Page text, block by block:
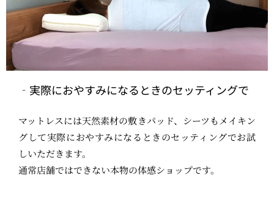
実際におやすみになるときのセッティングで
マットレスには天然素材の敷きパッド、シーツもメイキン
グして実際におやすみになるときのセッティングでお試
しいただきます。
通常店舗ではできない本物の体感ショップです。